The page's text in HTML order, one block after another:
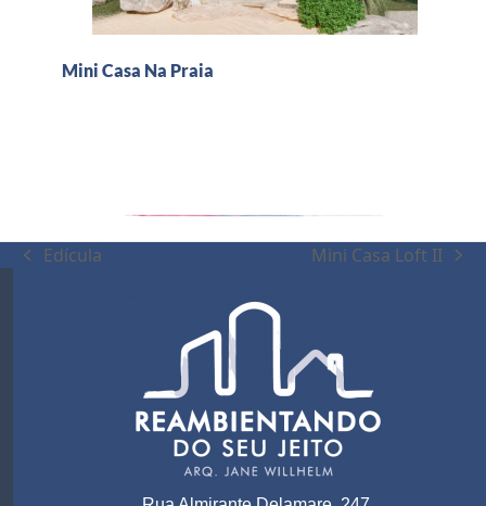
Mini Casa Na Praia
Edícula Mini Casa Loft II